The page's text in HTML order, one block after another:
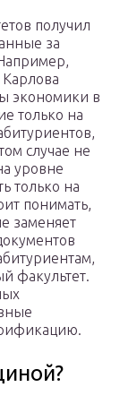
получил
за
Карлова
экономики в
только на
случае не
уровне
только на
понимать,
заменяет
факультет.